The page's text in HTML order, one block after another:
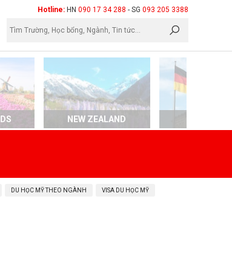
Hotline: HN 090 17 34 288 - SG 093 205 3388
NEW ZEALAND
DU HỌC MỸ THEO NGÀNH VISA DU HỌC MỸ